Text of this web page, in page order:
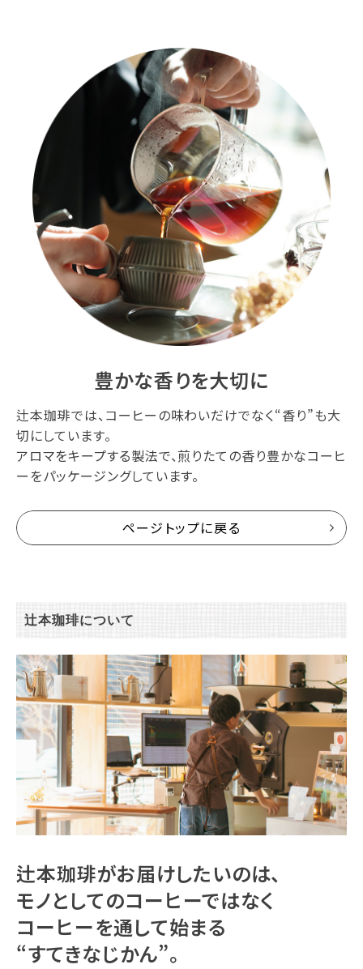
豊かな香りを大切に
辻本珈琲では、コーヒーの味わいだけでなく“香り”も大
切にしています。
アロマをキープする製法で、煎りたての香り豊かなコーヒ
ーをパッケージングしています。
ページトップに戻る
辻本珈琲について
辻本珈琲がお届けしたいのは、
モノとしてのコーヒーではなく
コーヒーを通して始まる
“すてきなじかん”。